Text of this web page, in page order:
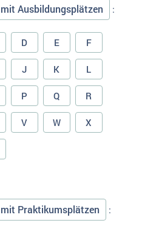
Ausbildungsplätzen :
D E F
J K L
P Q R
V W X
Praktikumsplätzen :